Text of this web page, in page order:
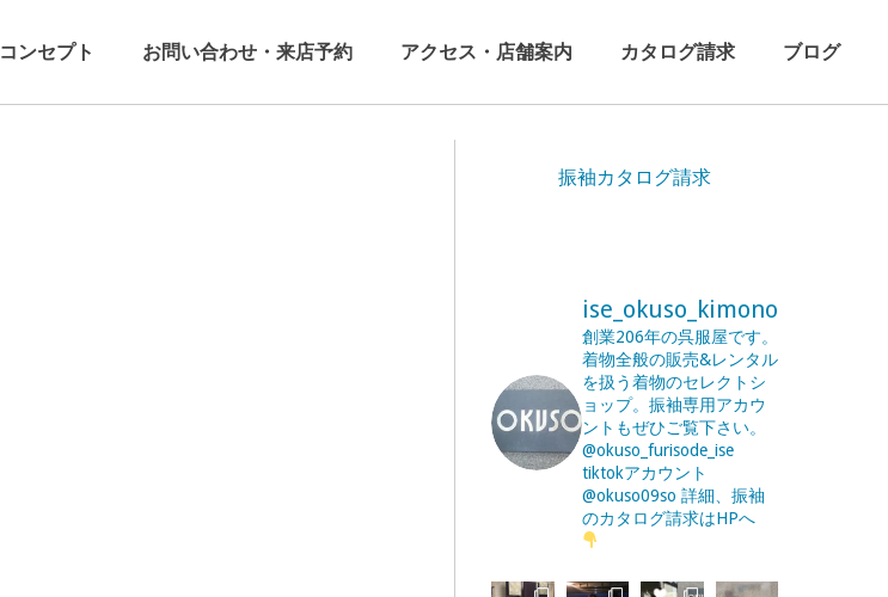
コンセプト お問い合わせ・来店予約 アクセス・店舗案内 カタログ請求 ブログ
振袖カタログ請求
ise_okuso_kimono
創業206年の呉服屋です。
着物全般の販売&レンタル
を扱う着物のセレクトシ
ョップ。振袖専用アカウ
ントもぜひご覧下さい。
@okuso_furisode_ise
tiktokアカウント
@okuso09so 詳細、振袖
のカタログ請求はHPへ